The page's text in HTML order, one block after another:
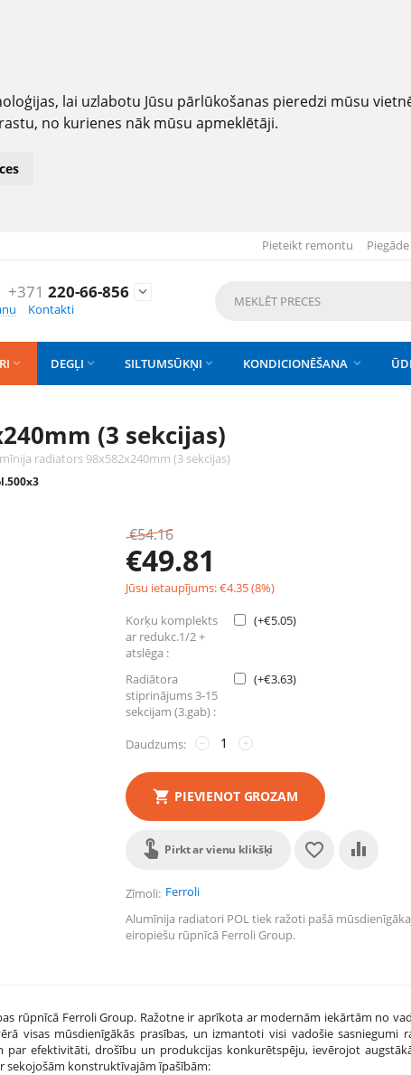
lai uzlabotu Jūsu pārlūkošanas pieredzi mūsu
no kurienes nāk mūsu apmeklētāji.
Pieteikt remontu
+371 220-66-856

Kontakti
 DEGĻI  SILTUMSŪKŅI  KONDICIONĒŠANA 
(3 sekcijas)
radiators 98x582x240mm (3 sekcijas)
€54.16
€49.81
Jūsu ietaupījums:€4.35(8%)
Korķu komplekts
ar redukc.1/2 +
atslēga :
(+€5.05)
Radiātora
stiprinājums 3-15
sekcijam (3.gab) :
(+€3.63)
Daudzums: +
−
PIEVIENOT GROZAM
Pirkt ar vienu klikšķi
Zīmoli Ferroli
Alumīnija radiatori POL tiek ražoti pašā
eiropiešu rūpnīcā Ferroli Group.
rūpnīcā Ferroli Group. Ražotne ir aprīkota ar modernām iekārtām no
visas mūsdienīgākās prasības, un izmantoti visi vadošie sasniegumi
par efektivitāti, drošību un produkcijas konkurētspēju, ievērojot
sekojošām konstruktīvajām īpašībām: